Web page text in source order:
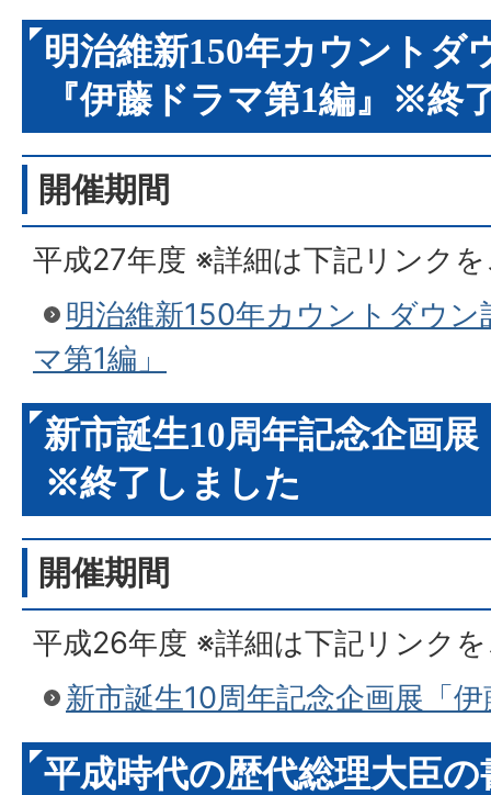
明治維新150年カウントダ
『伊藤ドラマ第1編』※終
開催期間
平成27年度 ※詳細は下記リンク
明治維新150年カウントダウ
マ第1編」
新市誕生10周年記念企画
※終了しました
開催期間
平成26年度 ※詳細は下記リンク
新市誕生10周年記念企画展「
平成時代の歴代総理大臣